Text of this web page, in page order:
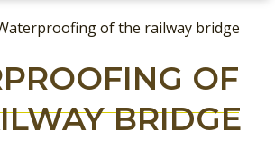
of the railway bridge
OF
BRIDGE